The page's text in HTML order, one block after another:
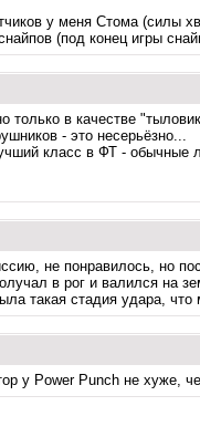
у меня Стома (силы
(под конец игры
только в качестве
- это несерьёзно...
класс в ФТ - обычные
не понравилось, но
в рог и валился на
такая стадия удара,
у Power Punch не хуже,